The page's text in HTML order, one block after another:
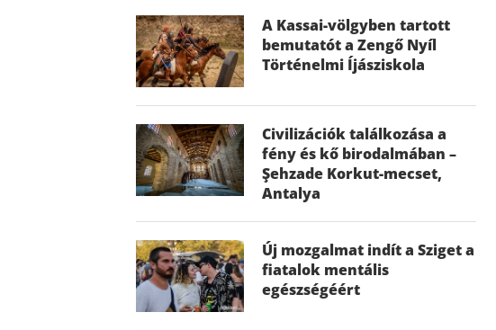
A Kassai-völgyben tartott
bemutatót a Zengő Nyíl
Történelmi Íjásziskola
Civilizációk találkozása a
fény és kő birodalmában –
Şehzade Korkut-mecset,
Antalya
Új mozgalmat indít a Sziget a
fiatalok mentális
egészségéért